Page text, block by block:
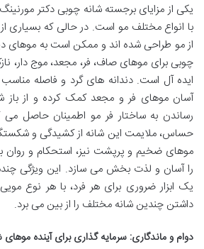
با انواع مختلف مو است. در حالی که بسیاری
از مو طراحی شده اند و ممکن است به موهای
چوبی برای موهای صاف، فر، مجعد، موج
ایده آل است. دندانه های گرد و فاصله
آسان موهای فر و مجعد کمک کرده و از
رساندن به ساختار فر مو اطمینان حاصل می
حساس، ملایمت این شانه از کشیدگی و
موهای ضخیم و پرپشت نیز، استحکام و روان
یک ابزار ضروری برای هر فرد، با هر نوع
داشتن چندین شانه مختلف را از بین می برد.
دوام و ماندگاری: سرمایه گذاری برای آینده موهای